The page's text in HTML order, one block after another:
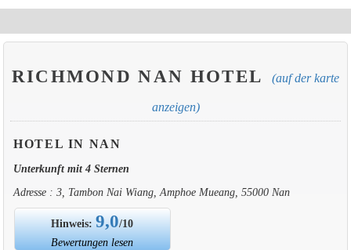
RICHMOND NAN HOTEL (auf der karte
anzeigen)
HOTEL IN NAN
Unterkunft mit 4 Sternen
Adresse : 3, Tambon Nai Wiang, Amphoe Mueang, 55000 Nan
Hinweis:9,0/10
Bewertungen lesen